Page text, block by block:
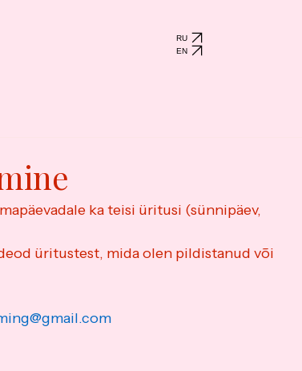
RU
EN
ka teisi üritusi (sünnipäev,
üritustest, mida olen pildistanud või